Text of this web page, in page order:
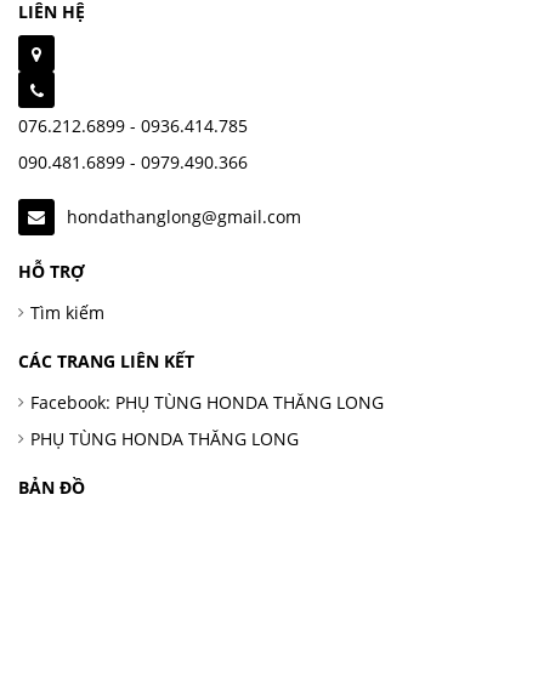
LIÊN HỆ
076.212.6899 - 0936.414.785
090.481.6899 - 0979.490.366
hondathanglong@gmail.com
HỖ TRỢ
Tìm kiếm
CÁC TRANG LIÊN KẾT
Facebook: PHỤ TÙNG HONDA THĂNG LONG
PHỤ TÙNG HONDA THĂNG LONG
BẢN ĐỒ